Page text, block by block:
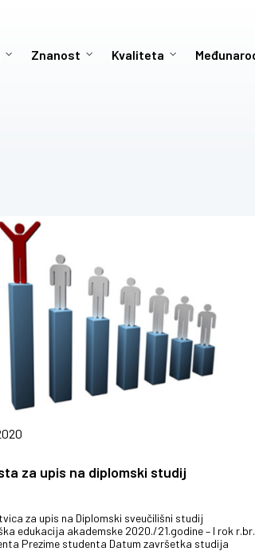
Znanost Kvaliteta
za upis na diplomski studij
za upis na Diplomski sveučilišni studij
edukacija akademske 2020./21.godine – I rok r.br.
Prezime studenta Datum završetka studija